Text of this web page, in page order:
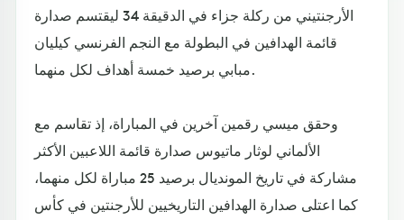
الأرجنتيني من ركلة جزاء في الدقيقة 34 ليقتسم صدارة
قائمة الهدافين في البطولة مع النجم الفرنسي كيليان
مبابي برصيد خمسة أهداف لكل منهما.
وحقق ميسي رقمين آخرين في المباراة، إذ تقاسم مع
الألماني لوثار ماتيوس صدارة قائمة اللاعبين الأكثر
مشاركة في تاريخ المونديال برصيد 25 مباراة لكل منهما،
كما اعتلى صدارة الهدافين التاريخيين للأرجنتين في كأس